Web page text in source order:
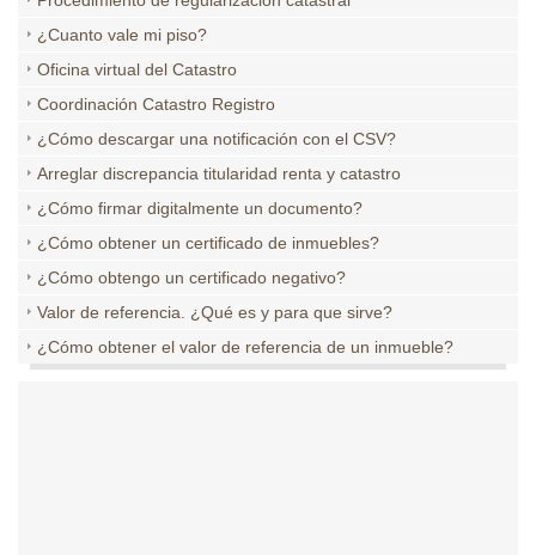
¿Cuanto vale mi piso?
Oficina virtual del Catastro
Coordinación Catastro Registro
¿Cómo descargar una notificación con el CSV?
Arreglar discrepancia titularidad renta y catastro
¿Cómo firmar digitalmente un documento?
¿Cómo obtener un certificado de inmuebles?
¿Cómo obtengo un certificado negativo?
Valor de referencia. ¿Qué es y para que sirve?
¿Cómo obtener el valor de referencia de un inmueble?